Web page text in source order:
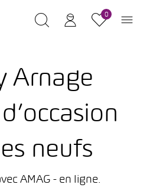
0
Arnage
neufs
AMAG - en ligne.